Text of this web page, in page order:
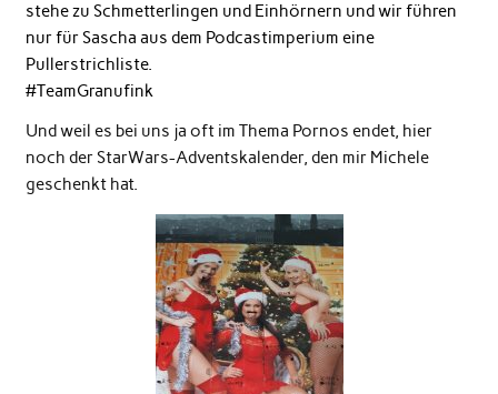
stehe zu Schmetterlingen und Einhörnern und wir führen
nur für Sascha aus dem Podcastimperium eine
Pullerstrichliste.
#TeamGranufink
Und weil es bei uns ja oft im Thema Pornos endet, hier
noch der StarWars-Adventskalender, den mir Michele
geschenkt hat.